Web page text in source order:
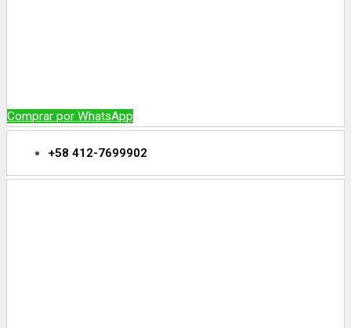
Comprar por WhatsApp
+58 412-7699902